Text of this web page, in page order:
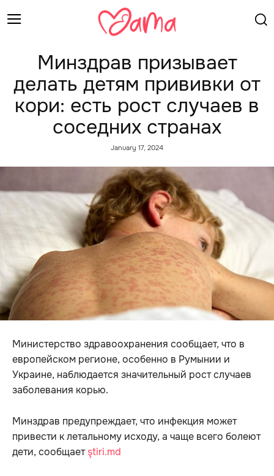
Минздрав призывает
делать детям прививки от
кори: есть рост случаев в
соседних странах
January 17, 2024
Министерство здравоохранения сообщает, что в
европейском регионе, особенно в Румынии и
Украине, наблюдается значительный рост случаев
заболевания корью.
Минздрав предупреждает, что инфекция может
привести к летальному исходу, а чаще всего болеют
дети, сообщаетştiri.md